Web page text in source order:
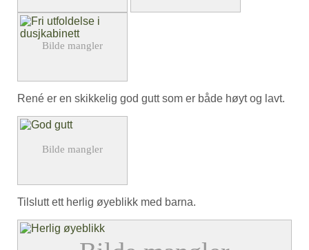
René er en skikkelig god gutt som er både høyt og lavt.
Tilslutt ett herlig øyeblikk med barna.